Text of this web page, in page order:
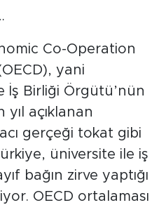
Co-Operation
yani
İş Birliği Örgütü’nün
yıl açıklanan
gerçeği tokat gibi
üniversite ile iş
bağın zirve yaptığı
OECD ortalaması